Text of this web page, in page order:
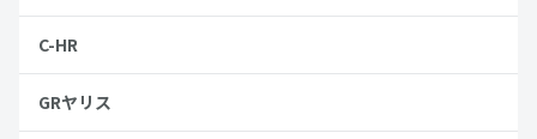
C-HR
GRヤリス